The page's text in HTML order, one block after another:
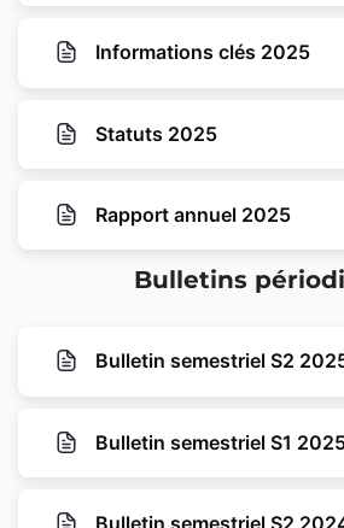
Informations clés 2025
Statuts 2025
Rapport annuel 2025
Bulletins
Bulletin semestriel S2
Bulletin semestriel S1